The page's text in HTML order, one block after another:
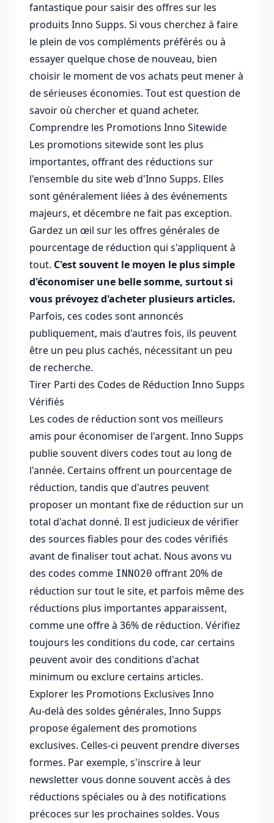
fantastique pour saisir des offres sur les
produits Inno Supps. Si vous cherchez à faire
le plein de vos compléments préférés ou à
essayer quelque chose de nouveau, bien
choisir le moment de vos achats peut mener à
de sérieuses économies. Tout est question de
savoir où chercher et quand acheter.
Comprendre les Promotions Inno Sitewide
Les promotions sitewide sont les plus
importantes, offrant des réductions sur
l'ensemble du site web d'Inno Supps. Elles
sont généralement liées à des événements
majeurs, et décembre ne fait pas exception.
Gardez un œil sur les offres générales de
pourcentage de réduction qui s'appliquent à
tout. C'est souvent le moyen le plus simple
d'économiser une belle somme, surtout si
vous prévoyez d'acheter plusieurs articles.
Parfois, ces codes sont annoncés
publiquement, mais d'autres fois, ils peuvent
être un peu plus cachés, nécessitant un peu
de recherche.
Tirer Parti des Codes de Réduction Inno Supps
Vérifiés
Les codes de réduction sont vos meilleurs
amis pour économiser de l'argent. Inno Supps
publie souvent divers codes tout au long de
l'année. Certains offrent un pourcentage de
réduction, tandis que d'autres peuvent
proposer un montant fixe de réduction sur un
total d'achat donné. Il est judicieux de vérifier
des sources fiables pour des codes vérifiés
avant de finaliser tout achat. Nous avons vu
des codes comme INNO20 offrant 20% de
réduction sur tout le site, et parfois même des
réductions plus importantes apparaissent,
comme une offre à 36% de réduction. Vérifiez
toujours les conditions du code, car certains
peuvent avoir des conditions d'achat
minimum ou exclure certains articles.
Explorer les Promotions Exclusives Inno
Au-delà des soldes générales, Inno Supps
propose également des promotions
exclusives. Celles-ci peuvent prendre diverses
formes. Par exemple, s'inscrire à leur
newsletter vous donne souvent accès à des
réductions spéciales ou à des notifications
précoces sur les prochaines soldes. Vous